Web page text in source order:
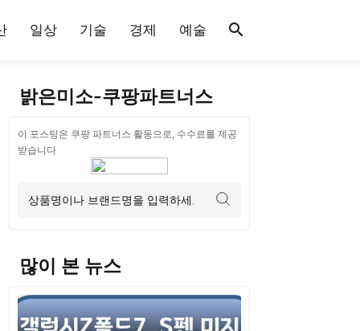
일상 기술 경제 예술
밝은미소-쿠팡파트너스
이 포스팅은 쿠팡 파트너스 활동으로, 수수료를 제공
받습니다
많이 본 뉴스